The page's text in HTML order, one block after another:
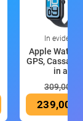
In evidenza
Apple Watch
GPS, Cassa
in all
309,00 €
239,00 €